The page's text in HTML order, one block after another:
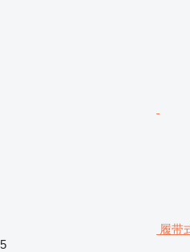
履带
5